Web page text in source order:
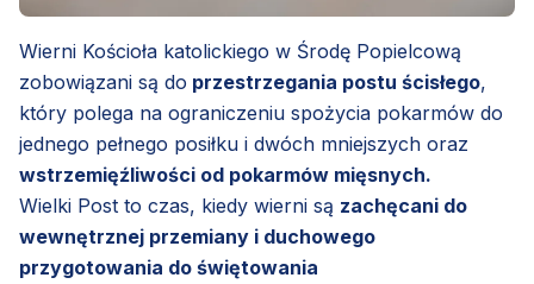
Wierni Kościoła katolickiego w Środę Popielcową
zobowiązani są do przestrzegania postu ścisłego,
który polega na ograniczeniu spożycia pokarmów do
jednego pełnego posiłku i dwóch mniejszych oraz
wstrzemięźliwości od pokarmów mięsnych.
Wielki Post to czas, kiedy wierni są zachęcani do
wewnętrznej przemiany i duchowego
przygotowania do świętowania